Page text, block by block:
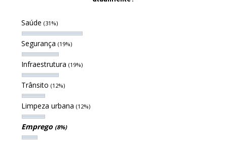
Saúde (31%)
Segurança (19%)
Infraestrutura (19%)
Trânsito (12%)
Limpeza urbana (12%)
Emprego (8%)